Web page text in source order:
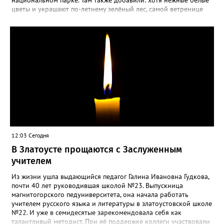
цветы и украшают по-летнему зелёный лес, самой ветренице
силы перед долгой зимовкой.
12:03 Сегодня
В Златоусте прощаются с Заслуженным
учителем
Из жизни ушла выдающийся педагог Галина Ивановна Гудкова,
почти 40 лет руководившая школой №23. Выпускница
магнитогорского педуниверситета, она начала работать
учителем русского языка и литературы в златоустовской школе
№22. И уже в семидесятые зарекомендовала себя как
талантливый методист. При её поддержке коллеги участвовали